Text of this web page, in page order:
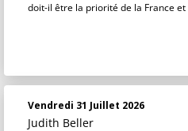
doit-il être la priorité de la France et
Vendredi 31 Juillet 2026
Judith Beller